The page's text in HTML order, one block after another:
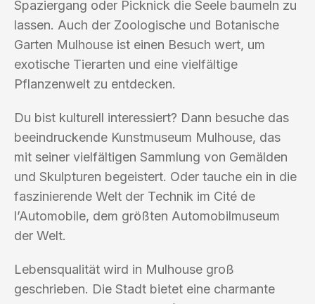
Spaziergang oder Picknick die Seele baumeln zu
lassen. Auch der Zoologische und Botanische
Garten Mulhouse ist einen Besuch wert, um
exotische Tierarten und eine vielfältige
Pflanzenwelt zu entdecken.
Du bist kulturell interessiert? Dann besuche das
beeindruckende Kunstmuseum Mulhouse, das
mit seiner vielfältigen Sammlung von Gemälden
und Skulpturen begeistert. Oder tauche ein in die
faszinierende Welt der Technik im Cité de
l’Automobile, dem größten Automobilmuseum
der Welt.
Lebensqualität wird in Mulhouse groß
geschrieben. Die Stadt bietet eine charmante